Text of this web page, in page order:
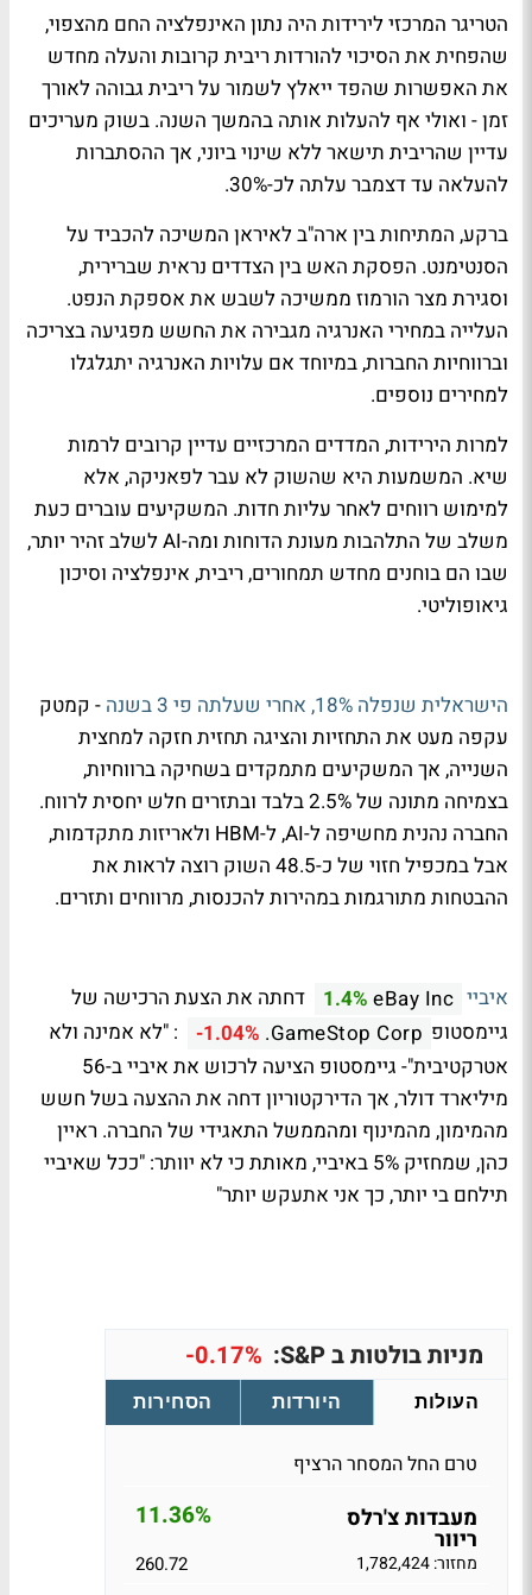
הטריגר המרכזי לירידות היה נתון האינפלציה החם מהצפוי,
שהפחית את הסיכוי להורדות ריבית קרובות והעלה מחדש
את האפשרות שהפד ייאלץ לשמור על ריבית גבוהה לאורך
זמן - ואולי אף להעלות אותה בהמשך השנה. בשוק מעריכים
עדיין שהריבית תישאר ללא שינוי ביוני, אך ההסתברות
להעלאה עד דצמבר עלתה לכ-30%.
ברקע, המתיחות בין ארה"ב לאיראן המשיכה להכביד על
הסנטימנט. הפסקת האש בין הצדדים נראית שברירית,
וסגירת מצר הורמוז ממשיכה לשבש את אספקת הנפט.
העלייה במחירי האנרגיה מגבירה את החשש מפגיעה בצריכה
וברווחיות החברות, במיוחד אם עלויות האנרגיה יתגלגלו
למחירים נוספים.
למרות הירידות, המדדים המרכזיים עדיין קרובים לרמות
שיא. המשמעות היא שהשוק לא עבר לפאניקה, אלא
למימוש רווחים לאחר עליות חדות. המשקיעים עוברים כעת
משלב של התלהבות מעונת הדוחות ומה-AI לשלב זהיר יותר,
שבו הם בוחנים מחדש תמחורים, ריבית, אינפלציה וסיכון
גיאופוליטי.
הישראלית שנפלה 18%, אחרי שעלתה פי 3 בשנה
- קמטק
עקפה מעט את התחזיות והציגה תחזית חזקה למחצית
השנייה, אך המשקיעים מתמקדים בשחיקה ברווחיות,
בצמיחה מתונה של 2.5% בלבד ובתזרים חלש יחסית לרווח.
החברה נהנית מחשיפה ל-AI, ל-HBM ולאריזות מתקדמות,
אבל במכפיל חזוי של כ-48.5 השוק רוצה לראות את
ההבטחות מתורגמות במהירות להכנסות, מרווחים ותזרים.
איביי eBay Inc
1.4%
דחתה את הצעת הרכישה של
גיימסטופ GameStop Corp.
-1.04%
: "לא אמינה ולא
אטרקטיבית"- גיימסטופ הציעה לרכוש את איביי ב-56
מיליארד דולר, אך הדירקטוריון דחה את ההצעה בשל חשש
מהמימון, מהמינוף ומהממשל התאגידי של החברה. ראיין
כהן, שמחזיק 5% באיביי, מאותת כי לא יוותר: "ככל שאיביי
תילחם בי יותר, כך אני אתעקש יותר"
מניות בולטות ב S&P: -0.17%
העולות היורדות הסחירות
טרם החל המסחר הרציף
מעבדות צ'רלס
ריוור
11.36%
מחזור: 1,782,424 260.72